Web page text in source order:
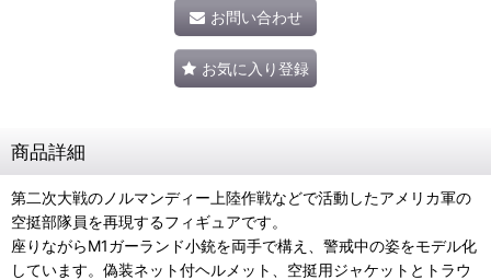
お問い合わせ
お気に入り登録
商品詳細
第二次大戦のノルマンディー上陸作戦などで活動したアメリカ軍の
空挺部隊員を再現するフィギュアです。
座りながらM1ガーランド小銃を両手で構え、警戒中の姿をモデル化
しています。偽装ネット付ヘルメット、空挺用ジャケットとトラウ